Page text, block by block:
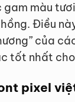
màu
Điều
của
tốt nhất
pixel